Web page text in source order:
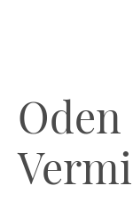
Oden